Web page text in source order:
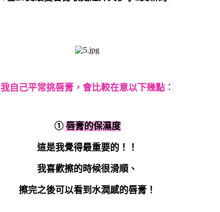
我自己平常挑唇膏，會比較在意以下幾點：
① 唇膏的保濕度
這是我覺得最重要的！！
我喜歡擦的時候很滑順、
擦完之後可以看到水潤感的唇膏！